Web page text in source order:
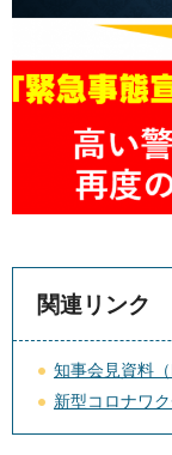
関連リンク
知事会見資料（
新型コロナワ